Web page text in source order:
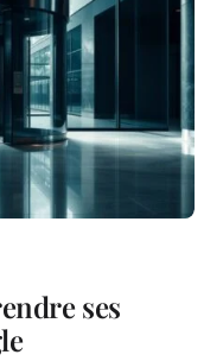
ses